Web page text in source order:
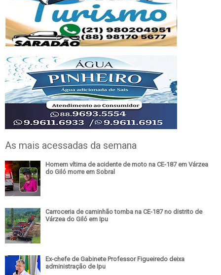
As mais acessadas da semana
Homem vítima de acidente de moto na CE-187 em Várzea
do Giló morre em Sobral
Carroceria de caminhão tomba na CE-187 no distrito de
Várzea do Giló em Ipu
Ex-chefe de Gabinete Professor Figueiredo deixa
administração de Ipu